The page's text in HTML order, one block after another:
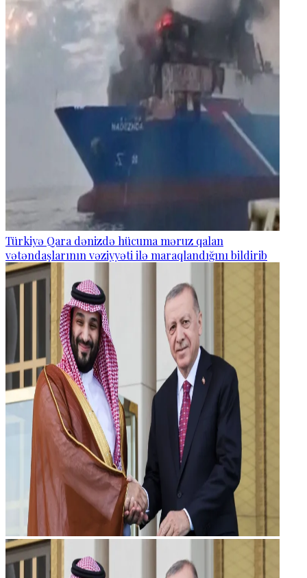
Türkiyə Qara dənizdə hücuma məruz qalan
vətəndaşlarının vəziyyəti ilə maraqlandığını bildirib